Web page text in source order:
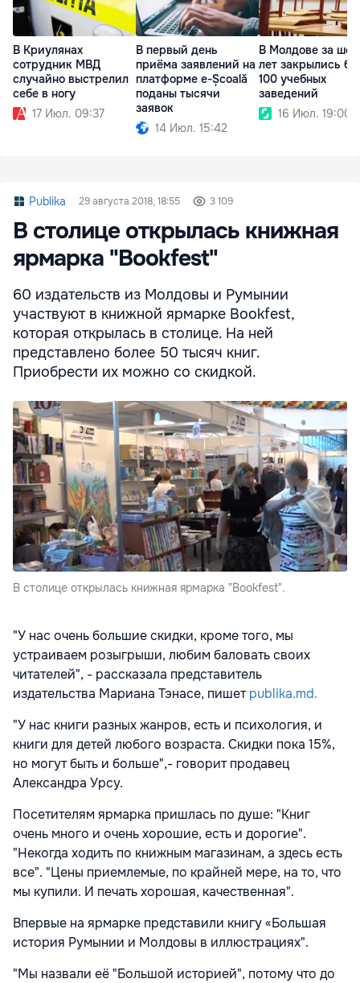
В Криулянах
сотрудник МВД
случайно выстрелил
себе в ногу
17 Июл. 09:37
В первый день
приёма заявлений на
платформе e-Școală
поданы тысячи
заявок
14 Июл. 15:42
В Молдове за
лет закрылись
100 учебных
заведений
16 Июл. 19:00
Publika 29 августа 2018, 18:55 3 109
В столице открылась книжная
ярмарка "Bookfest"
60 издательств из Молдовы и Румынии
участвуют в книжной ярмарке Bookfest,
которая открылась в столице. На ней
представлено более 50 тысяч книг.
Приобрести их можно со скидкой.
В столице открылась книжная ярмарка "Bookfest".
"У нас очень большие скидки, кроме того, мы
устраиваем розыгрыши, любим баловать своих
читателей", - рассказала представитель
издательства Мариана Тэнасе, пишетpublika.md.
"У нас книги разных жанров, есть и психология, и
книги для детей любого возраста. Скидки пока 15%,
но могут быть и больше",- говорит продавец
Александра Урсу.
Посетителям ярмарка пришлась по душе: "Книг
очень много и очень хорошие, есть и дорогие".
"Некогда ходить по книжным магазинам, а здесь есть
все". "Цены приемлемые, по крайней мере, на то, что
мы купили. И печать хорошая, качественная".
Впервые на ярмарке представили книгу «Большая
история Румынии и Молдовы в иллюстрациях".
"Мы назвали её "Большой историей", потому что до